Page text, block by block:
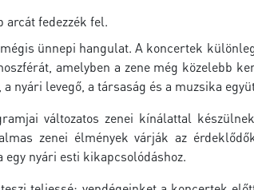
arcát fedezzék fel.
mégis ünnepi hangulat. A koncertek
amelyben a zene még közelebb
nyári levegő, a társaság és a muzsika
változatos zenei kínálattal
zenei élmények várják az
nyári esti kikapcsolódáshoz.